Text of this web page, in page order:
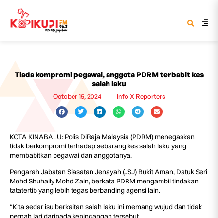
Tiada kompromi pegawai, anggota PDRM terbabit kes
salah laku
October 15, 2024 Info X Reporters
KOTA KINABALU: Polis DiRaja Malaysia (PDRM) menegaskan
tidak berkompromi terhadap sebarang kes salah laku yang
membabitkan pegawai dan anggotanya.
Pengarah Jabatan Siasatan Jenayah (JSJ) Bukit Aman, Datuk Seri
Mohd Shuhaily Mohd Zain, berkata PDRM mengambil tindakan
tatatertib yang lebih tegas berbanding agensi lain.
“Kita sedar isu berkaitan salah laku ini memang wujud dan tidak
pernah lari daripada kepincangan tersebut.